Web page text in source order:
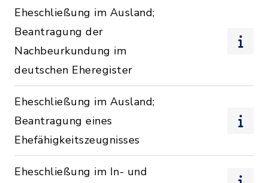
Eheschließung im Ausland;
Beantragung der
Nachbeurkundung im
deutschen Eheregister
Eheschließung im Ausland;
Beantragung eines
Ehefähigkeitszeugnisses
Eheschließung im In- und